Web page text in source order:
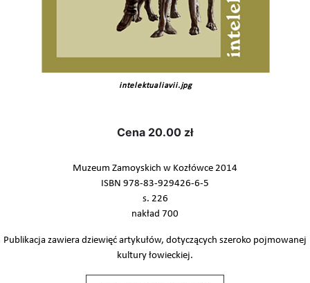
intelektualiavii.jpg
Cena 20.00 zł
Muzeum Zamoyskich w Kozłówce 2014
ISBN 978-83-929426-6-5
s. 226
nakład 700
Publikacja zawiera dziewięć artykułów, dotyczących szeroko pojmowanej
kultury łowieckiej.